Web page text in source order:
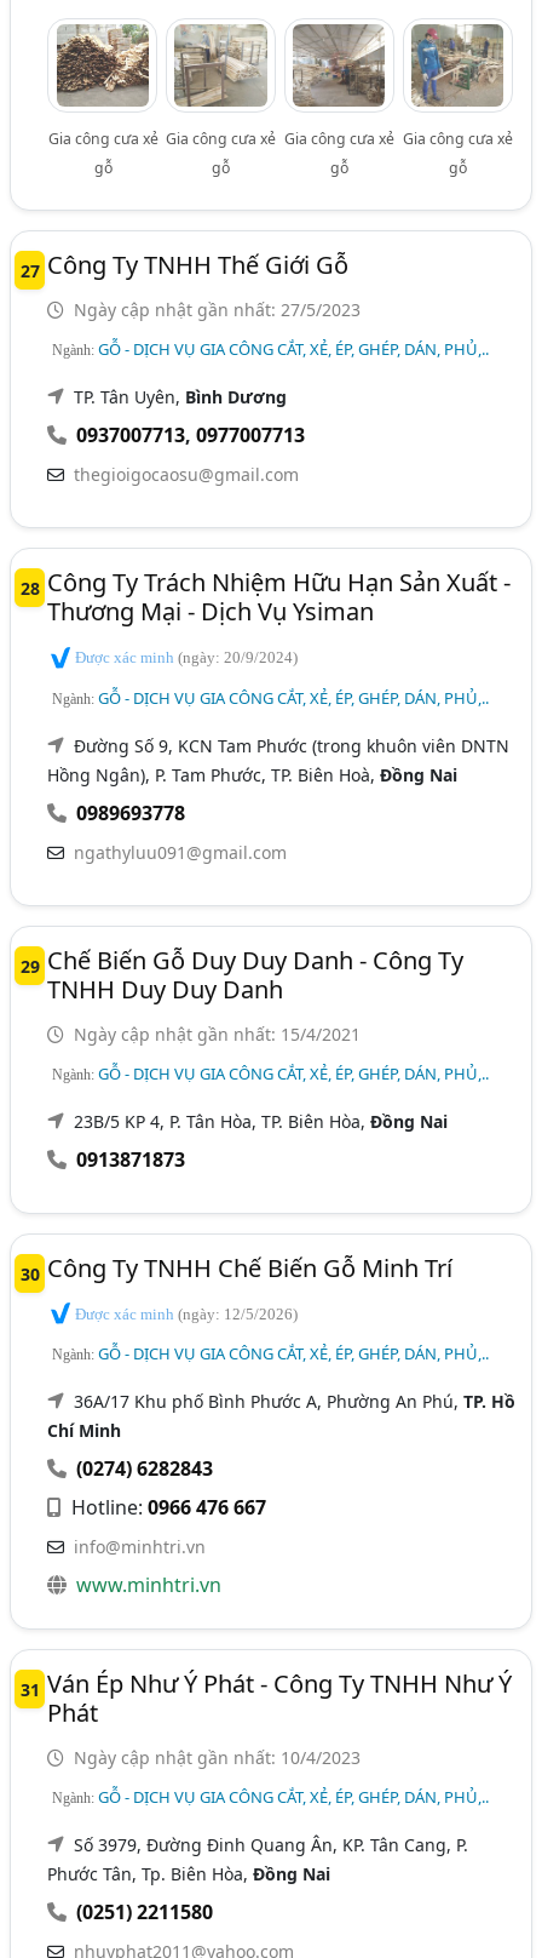
Gia công cưa xẻ
gỗ
Gia công cưa xẻ
gỗ
Gia công cưa xẻ
gỗ
Gia công cưa xẻ
gỗ
27 Công Ty TNHH Thế Giới Gỗ
Ngày cập nhật gần nhất: 27/5/2023
Ngành:GỖ - DỊCH VỤ GIA CÔNG CẮT, XẺ, ÉP, GHÉP, DÁN, PHỦ,..
TP. Tân Uyên, Bình Dương
0937007713,0977007713
thegioigocaosu@gmail.com
28 Công Ty Trách Nhiệm Hữu Hạn Sản Xuất -
Thương Mại - Dịch Vụ Ysiman
Được xác minh(ngày: 20/9/2024)
Ngành:GỖ - DỊCH VỤ GIA CÔNG CẮT, XẺ, ÉP, GHÉP, DÁN, PHỦ,..
Đường Số 9, KCN Tam Phước (trong khuôn viên DNTN
Hồng Ngân), P. Tam Phước, TP. Biên Hoà,Đồng Nai
0989693778
ngathyluu091@gmail.com
29 Chế Biến Gỗ Duy Duy Danh - Công Ty
TNHH Duy Duy Danh
Ngày cập nhật gần nhất: 15/4/2021
Ngành:GỖ - DỊCH VỤ GIA CÔNG CẮT, XẺ, ÉP, GHÉP, DÁN, PHỦ,..
23B/5 KP 4, P. Tân Hòa, TP. Biên Hòa,Đồng Nai
0913871873
30 Công Ty TNHH Chế Biến Gỗ Minh Trí
Được xác minh(ngày: 12/5/2026)
Ngành:GỖ - DỊCH VỤ GIA CÔNG CẮT, XẺ, ÉP, GHÉP, DÁN, PHỦ,..
36A/17 Khu phố Bình Phước A, Phường An Phú,TP. Hồ
Chí Minh
(0274) 6282843
Hotline:0966 476 667
info@minhtri.vn
www.minhtri.vn
31 Ván Ép Như Ý Phát - Công Ty TNHH Như Ý
Phát
Ngày cập nhật gần nhất: 10/4/2023
Ngành:GỖ - DỊCH VỤ GIA CÔNG CẮT, XẺ, ÉP, GHÉP, DÁN, PHỦ,..
Số 3979, Đường Đinh Quang Ân, KP. Tân Cang, P.
Phước Tân, Tp. Biên Hòa,Đồng Nai
(0251) 2211580
nhuyphat2011@yahoo.com